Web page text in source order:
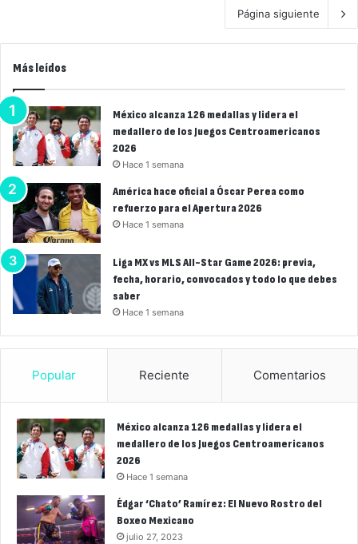
Página siguiente
Más leídos
México alcanza 126 medallas y lidera el
medallero de los Juegos Centroamericanos
2026
Hace 1 semana
América hace oficial a Óscar Perea como
refuerzo para el Apertura 2026
Hace 1 semana
Liga MX vs MLS All-Star Game 2026: previa,
fecha, horario, convocados y todo lo que debes
saber
Hace 1 semana
Popular Reciente Comentarios
México alcanza 126 medallas y lidera el
medallero de los Juegos Centroamericanos
2026
Hace 1 semana
Édgar ‘Chato’ Ramírez: El Nuevo Rostro del
Boxeo Mexicano
julio 27, 2023